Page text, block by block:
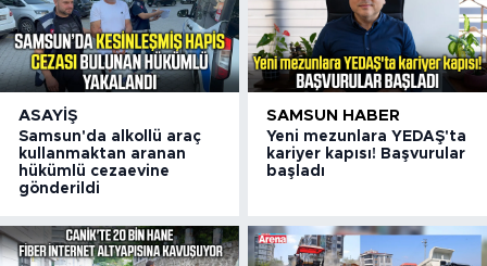
ASAYIŞ
Samsun'da alkollü araç
kullanmaktan aranan
hükümlü cezaevine
gönderildi
SAMSUN HABER
Yeni mezunlara YEDAŞ'ta
kariyer kapısı! Başvurular
başladı